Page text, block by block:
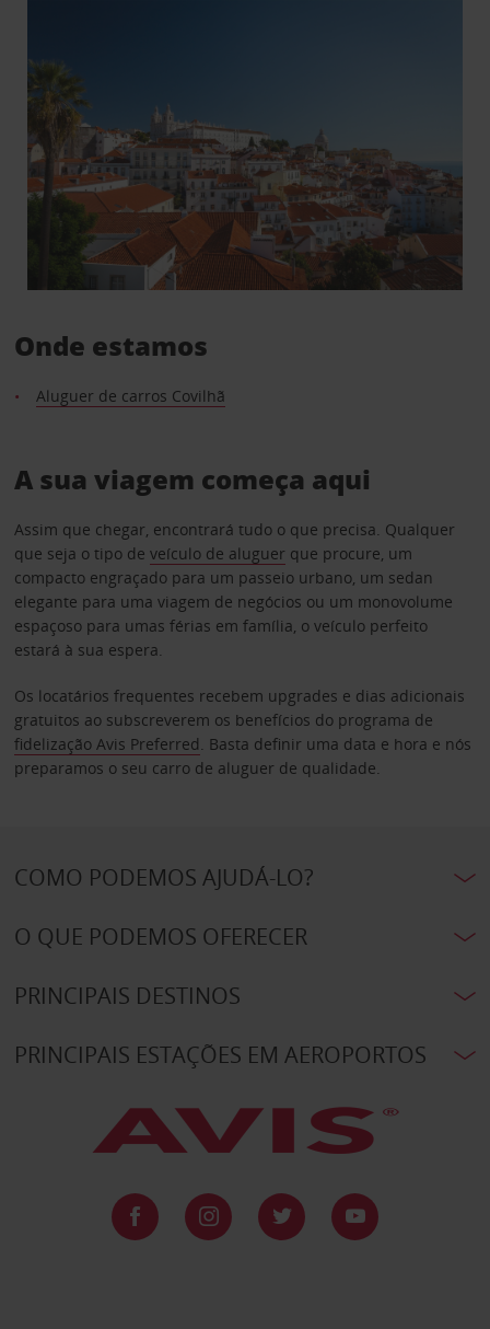
Onde estamos
Aluguer de carros Covilhã
A sua viagem começa aqui
Assim que chegar, encontrará tudo o que precisa. Qualquer
que seja o tipo de veículo de aluguer que procure, um
compacto engraçado para um passeio urbano, um sedan
elegante para uma viagem de negócios ou um monovolume
espaçoso para umas férias em família, o veículo perfeito
estará à sua espera.
Os locatários frequentes recebem upgrades e dias adicionais
gratuitos ao subscreverem os benefícios do programa de
fidelização Avis Preferred . Basta definir uma data e hora e nós
preparamos o seu carro de aluguer de qualidade.
COMO PODEMOS AJUDÁ-LO?
O QUE PODEMOS OFERECER
PRINCIPAIS DESTINOS
PRINCIPAIS ESTAÇÕES EM AEROPORTOS